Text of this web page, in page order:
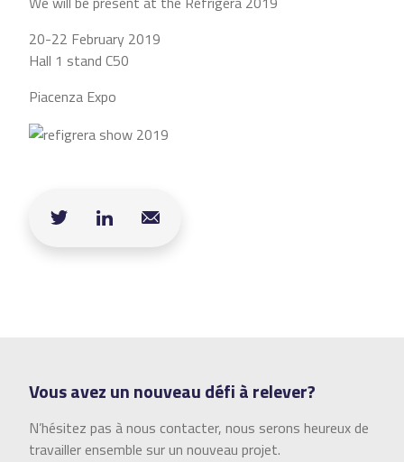
20-22 February 2019
Hall 1 stand C50
Piacenza Expo
Vous avez un nouveau défi à relever?
N’hésitez pas à nous contacter, nous serons heureux de
travailler ensemble sur un nouveau projet.